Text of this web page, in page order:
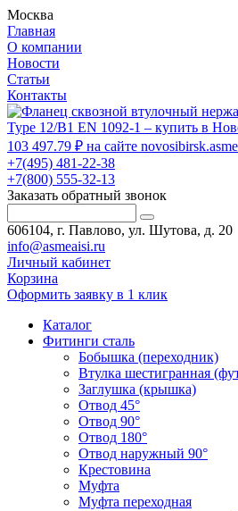
Москва
Главная
О компании
Новости
Статьи
Контакты
+7(495) 481-22-38
+7(800) 555-32-13
Заказать обратный звонок
606104, г. Павлово, ул. Шутова, д. 20
info@asmeaisi.ru
Личный кабинет
Корзина
Оформить заявку в 1 клик
Каталог
Фитинги сталь
Бобышка (переходник)
Втулка шестигранная
Заглушка (крышка)
Отвод 45°
Отвод 90°
Отвод 180°
Отвод наружный 90°
Крестовина
Муфта
Муфта переходная